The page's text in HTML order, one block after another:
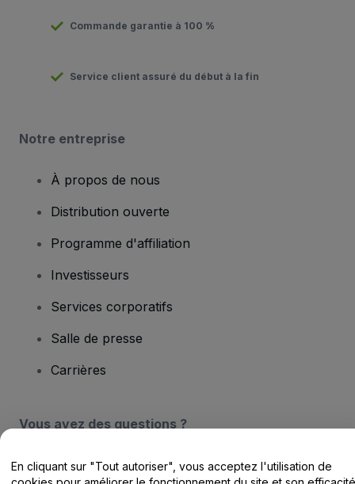
Commande garantie à 100 %
Service client assuré du début à la fin
Notre entreprise
À propos de nous
Distribution ouverte
Programme d'affiliation
Investisseurs
Services corporatifs
Salle de presse
Carrières
Vous avez des questions ?
Centre d'assistance / Nous contacter
En cliquant sur "Tout autoriser", vous acceptez l'utilisation de